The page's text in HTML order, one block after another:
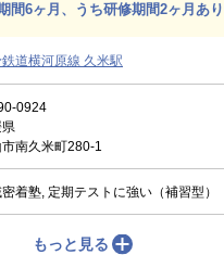
間6ヶ月、うち研修期間2ヶ月あり
道横河原線 久米駅
0924
南久米町280-1
着塾, 定期テストに強い（補習型）
もっと見る